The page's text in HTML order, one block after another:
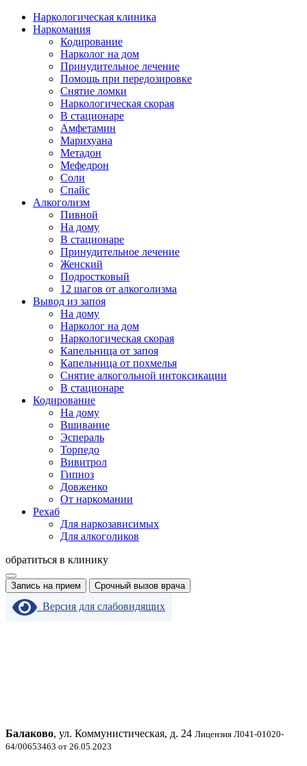
Наркологическая клиника
Наркомания
Кодирование
Нарколог на дом
Принудительное лечение
Помощь при передозировке
Снятие ломки
Наркологическая скорая
В стационаре
Амфетамин
Марихуана
Метадон
Мефедрон
Соли
Спайс
Алкоголизм
Пивной
На дому
В стационаре
Принудительное лечение
Женский
Подростковый
12 шагов от алкоголизма
Вывод из запоя
На дому
Нарколог на дом
Наркологическая скорая
Капельница от запоя
Капельница от похмелья
Снятие алкогольной интоксикации
В стационаре
Кодирование
На дому
Вшивание
Эспераль
Торпедо
Вивитрол
Гипноз
Довженко
От наркомании
Рехаб
Для наркозависимых
Для алкоголиков
обратиться в клинику
Запись на прием Срочный вызов врача
Версия для слабовидящих
Балаково, ул. Коммунистическая, д. 24 Лицензия Л041-01020-
64/00653463 от 26.05.2023